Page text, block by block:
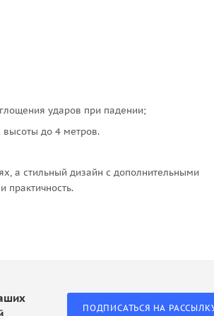
ударов при падении;
высоты до 4 метров.
а стильный дизайн с дополнительными
практичность.
ПОДПИСАТЬСЯ НА